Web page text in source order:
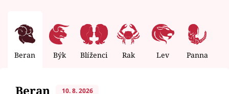
Beran Býk Blíženci Rak Lev Panna
Beran 10. 8. 2026